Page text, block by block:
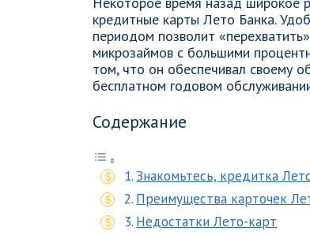
кредитные карты Лето Банка.
периодом позволит
микрозаймов с большими
том, что он обеспечивал своему
бесплатном годовом
Содержание
Знакомьтесь, кредитка
Преимущества карточек
Недостатки Лето-карт